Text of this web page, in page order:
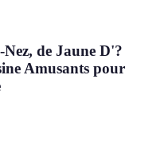
de Jaune D'?
Amusants pour